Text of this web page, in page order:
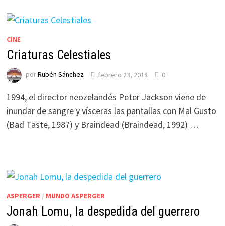
CINE
Criaturas Celestiales
porRubén Sánchez febrero 23, 2018 0
1994, el director neozelandés Peter Jackson viene de
inundar de sangre y vísceras las pantallas con Mal Gusto
(Bad Taste, 1987) y Braindead (Braindead, 1992) …
ASPERGER/ MUNDO ASPERGER
Jonah Lomu, la despedida del guerrero